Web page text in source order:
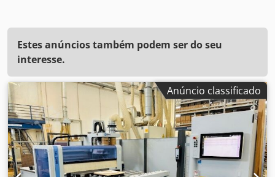
Estes anúncios também podem ser do seu
interesse.
Anúncio classificado